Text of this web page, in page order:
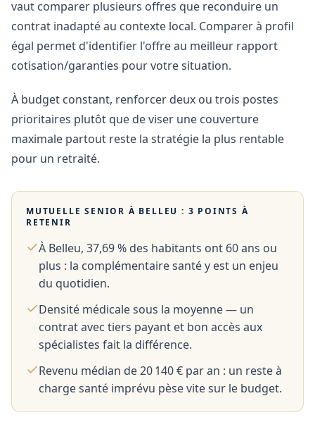
vaut comparer plusieurs offres que reconduire un
contrat inadapté au contexte local. Comparer à profil
égal permet d'identifier l'offre au meilleur rapport
cotisation/garanties pour votre situation.
À budget constant, renforcer deux ou trois postes
prioritaires plutôt que de viser une couverture
maximale partout reste la stratégie la plus rentable
pour un retraité.
MUTUELLE SENIOR À BELLEU : 3 POINTS À
RETENIR
À Belleu, 37,69 % des habitants ont 60 ans ou
plus : la complémentaire santé y est un enjeu
du quotidien.
Densité médicale sous la moyenne — un
contrat avec tiers payant et bon accès aux
spécialistes fait la différence.
Revenu médian de 20 140 € par an : un reste à
charge santé imprévu pèse vite sur le budget.